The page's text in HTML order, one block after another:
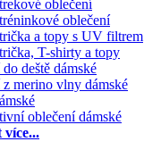
oblečení
oblečení
a topy s UV filtrem
T-shirty a topy
deště dámské
merino vlny dámské
oblečení dámské
více...